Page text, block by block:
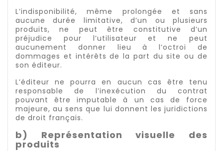
L’indisponibilité, même prolongée et sans
aucune durée limitative, d’un ou plusieurs
produits, ne peut être constitutive d’un
préjudice pour l’utilisateur et ne peut
aucunement donner lieu à l’octroi de
dommages et intérêts de la part du site ou de
son éditeur.
L’éditeur ne pourra en aucun cas être tenu
responsable de l’inexécution du contrat
pouvant être imputable à un cas de force
majeure, au sens que lui donnent les juridictions
de droit français.
b) Représentation visuelle des
produits